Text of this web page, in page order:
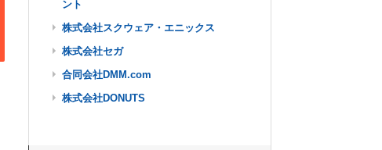
ント
株式会社スクウェア・エニックス
株式会社セガ
合同会社DMM.com
株式会社DONUTS